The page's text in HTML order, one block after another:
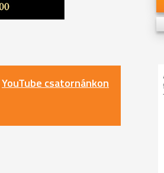
YouTube csatornánkon